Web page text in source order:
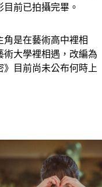
前已拍攝完畢。
角是在藝術高中裡相
大學裡相遇，改編為
目前尚未公布何時上